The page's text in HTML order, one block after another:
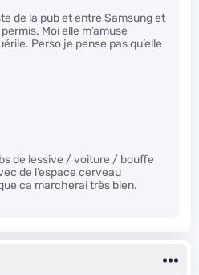
de la pub et entre Samsung et
Moi elle m’amuse
Perso je pense pas qu’elle
de lessive / voiture / bouffe
de l’espace cerveau
ca marcherai très bien.